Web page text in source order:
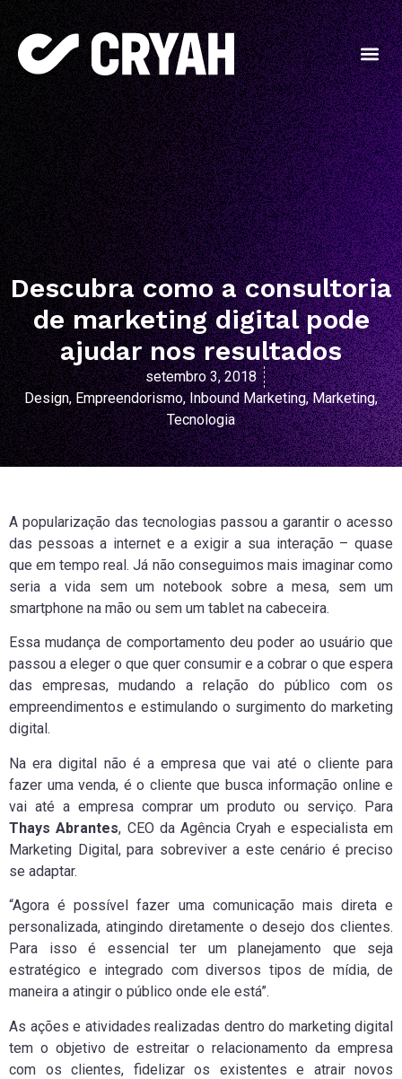
Descubra como a consultoria
de marketing digital pode
ajudar nos resultados
setembro 3, 2018
Design,Empreendorismo,Inbound Marketing,Marketing,
Tecnologia
A popularização das tecnologias passou a garantir o acesso
das pessoas a internet e a exigir a sua interação – quase
que em tempo real. Já não conseguimos mais imaginar como
seria a vida sem um notebook sobre a mesa, sem um
smartphone na mão ou sem um tablet na cabeceira.
Essa mudança de comportamento deu poder ao usuário que
passou a eleger o que quer consumir e a cobrar o que espera
das empresas, mudando a relação do público com os
empreendimentos e estimulando o surgimento do marketing
digital.
Na era digital não é a empresa que vai até o cliente para
fazer uma venda, é o cliente que busca informação online e
vai até a empresa comprar um produto ou serviço. Para
Thays Abrantes, CEO da Agência Cryah e especialista em
Marketing Digital, para sobreviver a este cenário é preciso
se adaptar.
“Agora é possível fazer uma comunicação mais direta e
personalizada, atingindo diretamente o desejo dos clientes.
Para isso é essencial ter um planejamento que seja
estratégico e integrado com diversos tipos de mídia, de
maneira a atingir o público onde ele está”.
As ações e atividades realizadas dentro do marketing digital
tem o objetivo de estreitar o relacionamento da empresa
com os clientes, fidelizar os existentes e atrair novos